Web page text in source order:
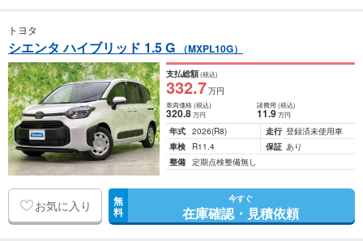
トヨタ
シエンタ ハイブリッド 1.5 G （MXPL10G）
支払総額(税込)
332.7万円
車両価格(税込)
320.8万円
諸費用 (税込)
11.9 万円
年式 2026(R8) 走行 登録済未使用車
車検
R11.4 保証 あり
整備 定期点検整備無し
お気に入り 無
料
今すぐ
在庫確認・見積依頼